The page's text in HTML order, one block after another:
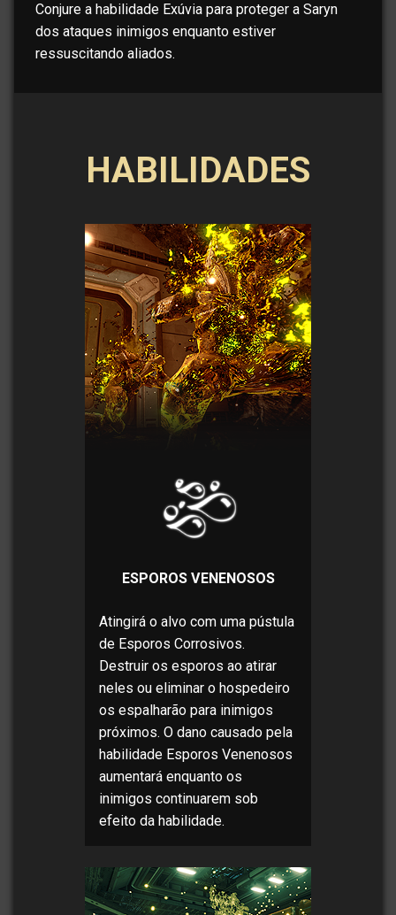
Conjure a habilidade Exúvia para proteger a Saryn
dos ataques inimigos enquanto estiver
ressuscitando aliados.
HABILIDADES
ESPOROS VENENOSOS
Atingirá o alvo com uma pústula
de Esporos Corrosivos.
Destruir os esporos ao atirar
neles ou eliminar o hospedeiro
os espalharão para inimigos
próximos. O dano causado pela
habilidade Esporos Venenosos
aumentará enquanto os
inimigos continuarem sob
efeito da habilidade.